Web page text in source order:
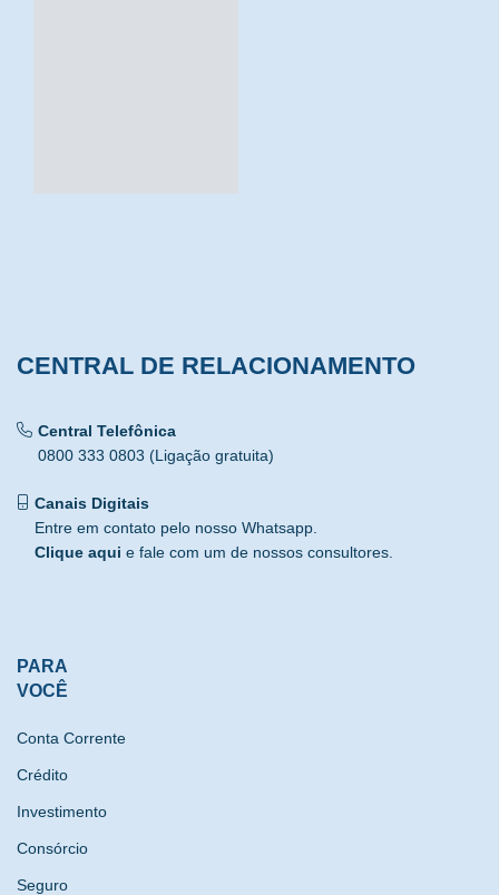
CENTRAL DE RELACIONAMENTO
Central Telefônica
0800 333 0803 (Ligação gratuita)
Canais Digitais
Entre em contato pelo nosso Whatsapp.
Clique aqui e fale com um de nossos consultores.
PARA
VOCÊ
Conta Corrente
Crédito
Investimento
Consórcio
Seguro